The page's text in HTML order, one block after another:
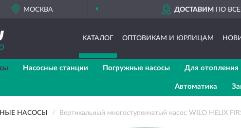
МОСКВА
WILO В РОССИИ ДОСТАВИМ ПО
КАТАЛОГ ОПТОВИКАМ И ЮРЛИЦАМ
Насосные станции Погружные насосы Для отопления
Автоматика
НАСОСЫ Вертикальный многоступенчатый насос WILO HELIX